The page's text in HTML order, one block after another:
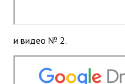
и видео № 2.